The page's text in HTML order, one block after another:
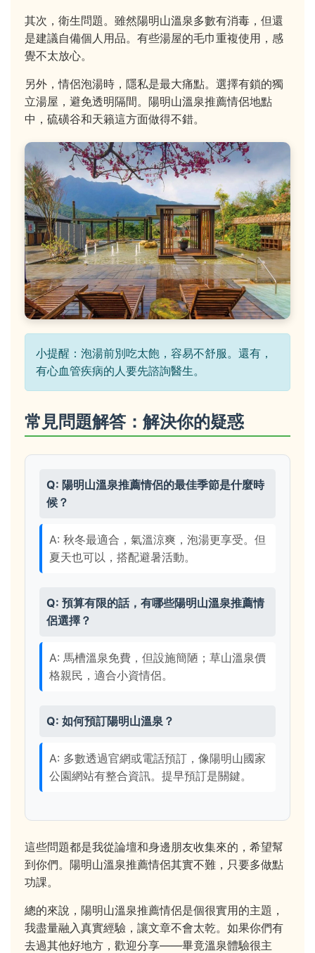
其次，衛生問題。雖然陽明山溫泉多數有消毒，但還
是建議自備個人用品。有些湯屋的毛巾重複使用，感
覺不太放心。
另外，情侶泡湯時，隱私是最大痛點。選擇有鎖的獨
立湯屋，避免透明隔間。陽明山溫泉推薦情侶地點
中，硫磺谷和天籟這方面做得不錯。
小提醒：泡湯前別吃太飽，容易不舒服。還有，
有心血管疾病的人要先諮詢醫生。
常見問題解答：解決你的疑惑
Q: 陽明山溫泉推薦情侶的最佳季節是什麼時
候？
A: 秋冬最適合，氣溫涼爽，泡湯更享受。但
夏天也可以，搭配避暑活動。
Q: 預算有限的話，有哪些陽明山溫泉推薦情
侶選擇？
A: 馬槽溫泉免費，但設施簡陋；草山溫泉價
格親民，適合小資情侶。
Q: 如何預訂陽明山溫泉？
A: 多數透過官網或電話預訂，像陽明山國家
公園網站有整合資訊。提早預訂是關鍵。
這些問題都是我從論壇和身邊朋友收集來的，希望幫
到你們。陽明山溫泉推薦情侶其實不難，只要多做點
功課。
總的來說，陽明山溫泉推薦情侶是個很實用的主題，
我盡量融入真實經驗，讓文章不會太乾。如果你們有
去過其他好地方，歡迎分享——畢竟溫泉體驗很主